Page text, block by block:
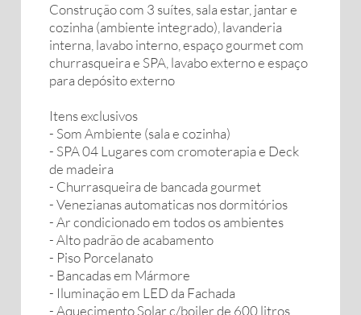
Construção com 3 suítes, sala estar, jantar e
cozinha (ambiente integrado), lavanderia
interna, lavabo interno, espaço gourmet com
churrasqueira e SPA, lavabo externo e espaço
para depósito externo
Itens exclusivos
- Som Ambiente (sala e cozinha)
- SPA 04 Lugares com cromoterapia e Deck
de madeira
- Churrasqueira de bancada gourmet
- Venezianas automaticas nos dormitórios
- Ar condicionado em todos os ambientes
- Alto padrão de acabamento
- Piso Porcelanato
- Bancadas em Mármore
- Iluminação em LED da Fachada
- Aquecimento Solar c/boiler de 600 litros